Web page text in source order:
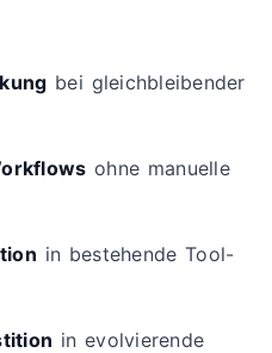
bei gleichbleibender
ohne manuelle
in bestehende Tool-
in evolvierende